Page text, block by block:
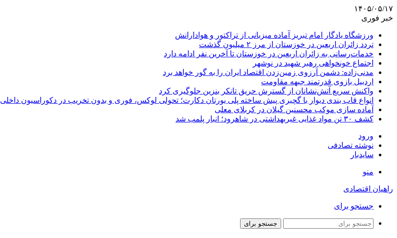
۱۴۰۵/۰۵/۱۷
خبر فوری
ورزشگاه یادگار امام تبریز آماده میزبانی از تراکتور و هوادارانش
تردد زائران اربعین در خوزستان از مرز ۲ میلیون گذشت
خدمات‌رسانی به زائران اربعین در خوزستان تا آخرین نفر ادامه دارد
اجتماع خونخواهی رهبر شهید در نوشهر
مدنی‌زاده: دشمن آرزوی زمین‌زدن اقتصاد ایران را به گور خواهد برد
اردبیل بازوی قدرتمند جبهه مقاومت
واکنش سریع آتش‌نشانان از گسترش حریق تانکر بنزین جلوگیری کرد
انواع قاب بندی دیوار با گچبری پیش ساخته پلی یورتان دکارت؛ تحولی لوکس، فوری و بدون تخریب در دکوراسیون داخلی
آماده سازی موکب محسنین گیلان در کربلای معلی
کشف ۳۰ تن مواد غذایی غیربهداشتی در شاهرود؛ انبار پلمب شد
ورود
نوشته تصادفی
سایدبار
منو
راهیان اقتصادی
جستجو برای
جستجو برای